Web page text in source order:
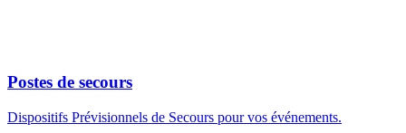
Postes de secours